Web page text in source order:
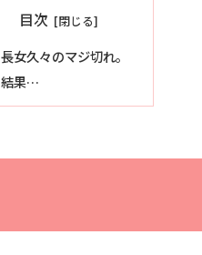
目次
長女久々のマジ切れ。
結果…